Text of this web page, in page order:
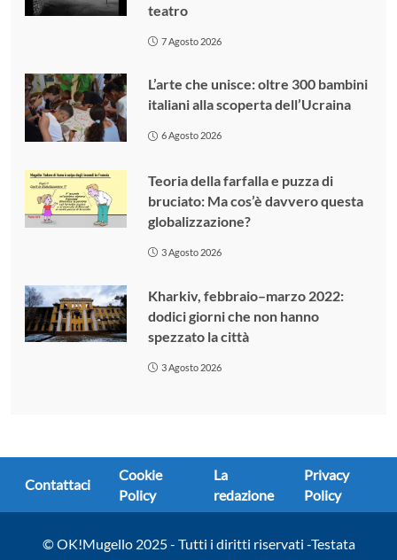
teatro
7 Agosto 2026
L’arte che unisce: oltre 300 bambini
italiani alla scoperta dell’Ucraina
6 Agosto 2026
Teoria della farfalla e puzza di
bruciato: Ma cos’è davvero questa
globalizzazione?
3 Agosto 2026
Kharkiv, febbraio–marzo 2022:
dodici giorni che non hanno
spezzato la città
3 Agosto 2026
Contattaci
Cookie
Policy
La
redazione
Privacy
Policy
© OK!Mugello 2025 - Tutti i diritti riservati -Testata